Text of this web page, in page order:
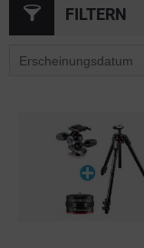
FILTERN